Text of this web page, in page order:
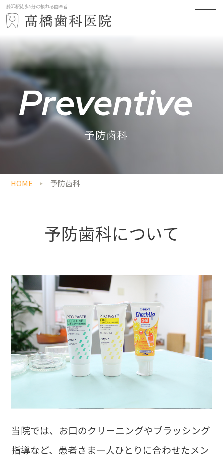
藤沢駅徒歩5分の頼れる歯医者
予防歯科
Preventive
HOME 予防歯科
予防歯科について
当院では、お口のクリーニングやブラッシング
指導など、患者さま一人ひとりに合わせたメン